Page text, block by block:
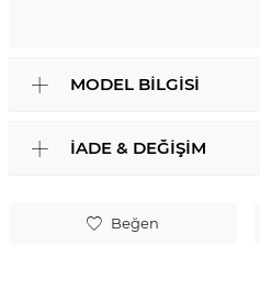
Beğen
MODEL BILGISI
İADE & DEĞIŞIM